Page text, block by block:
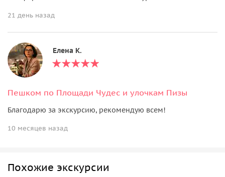
21 день назад
Елена К.
Пешком по Площади Чудес и улочкам Пизы
Благодарю за экскурсию, рекомендую всем!
10 месяцев назад
Похожие экскурсии